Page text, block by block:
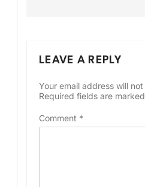
LEAVE A REPLY
Your email address will
Required fields are marked
Comment *